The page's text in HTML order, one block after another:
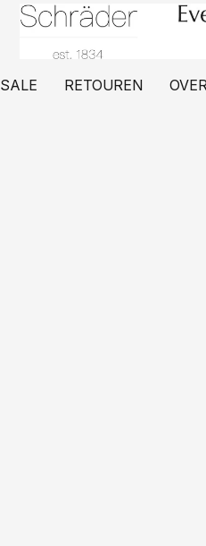
SALE RETOUREN